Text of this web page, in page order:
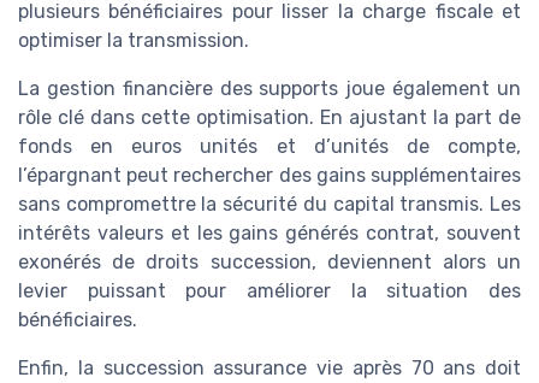
plusieurs bénéficiaires pour lisser la charge fiscale et
optimiser la transmission.
La gestion financière des supports joue également un
rôle clé dans cette optimisation. En ajustant la part de
fonds en euros unités et d’unités de compte,
l’épargnant peut rechercher des gains supplémentaires
sans compromettre la sécurité du capital transmis. Les
intérêts valeurs et les gains générés contrat, souvent
exonérés de droits succession, deviennent alors un
levier puissant pour améliorer la situation des
bénéficiaires.
Enfin, la succession assurance vie après 70 ans doit